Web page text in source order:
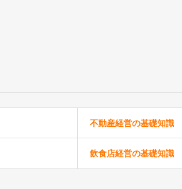
不動産経営の基礎知識
飲食店経営の基礎知識